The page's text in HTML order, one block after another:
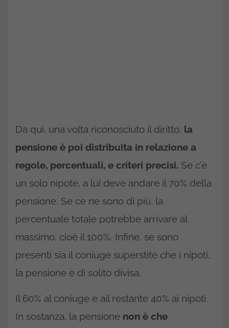
Da qui, una volta riconosciuto il diritto, la
pensione è poi distribuita in relazione a
regole, percentuali, e criteri precisi. Se c’è
un solo nipote, a lui deve andare il 70% della
pensione. Se ce ne sono di più, la
percentuale totale potrebbe arrivare al
massimo, cioè il 100%. Infine, se sono
presenti sia il coniuge superstite che i nipoti,
la pensione è di solito divisa.
Il 60% al coniuge e ail restante 40% ai nipoti.
In sostanza, la pensione non è che